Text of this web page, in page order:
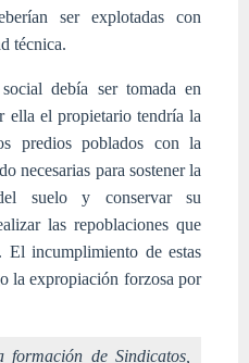
ser explotadas con
técnica.
debía ser tomada en
ella el propietario tendría la
predios poblados con la
necesarias para sostener la
suelo y conservar su
las repoblaciones que
El incumplimiento de estas
la expropiación forzosa por
de Sindicatos,